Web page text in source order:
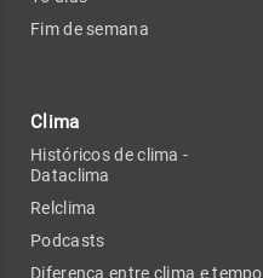
Fim de semana
Clima
Históricos de clima -
Dataclima
Relclima
Podcasts
Diferença entre clima e tempo